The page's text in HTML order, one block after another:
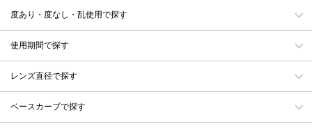
度あり・度なし・乱使用で探す
使用期間で探す
レンズ直径で探す
ベースカーブで探す